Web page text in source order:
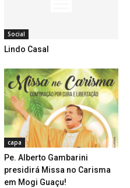
Social
Lindo Casal
capa
Pe. Alberto Gambarini
presidirá Missa no Carisma
em Mogi Guaçu!